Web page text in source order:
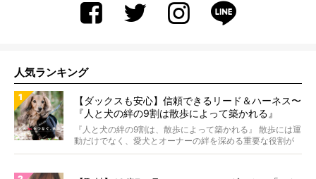
人気ランキング
【ダックスも安心】信頼できるリード＆ハーネス〜
『人と犬の絆の9割は散歩によって築かれる』
WOLFGANG MAN＆BEAST〜
『人と犬の絆の9割は、散歩によって築かれる』 散歩には運
動だけでなく、愛犬とオーナーの絆を深める重要な役割が
あ...